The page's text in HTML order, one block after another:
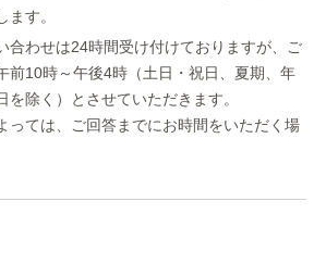
す。
合わせは24時間受け付けておりますが、ご
前10時～午後4時（土日・祝日、夏期、年
を除く）とさせていただきます。
っては、ご回答までにお時間をいただく場